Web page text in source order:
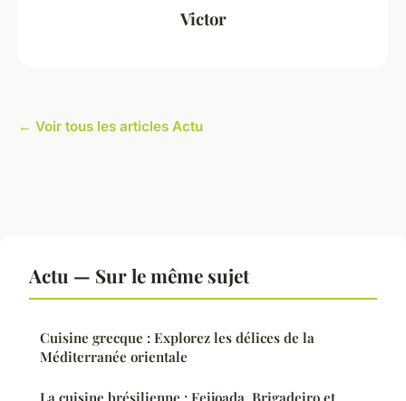
Victor
← Voir tous les articles Actu
Actu — Sur le même sujet
Cuisine grecque : Explorez les délices de la
Méditerranée orientale
La cuisine brésilienne : Feijoada, Brigadeiro et